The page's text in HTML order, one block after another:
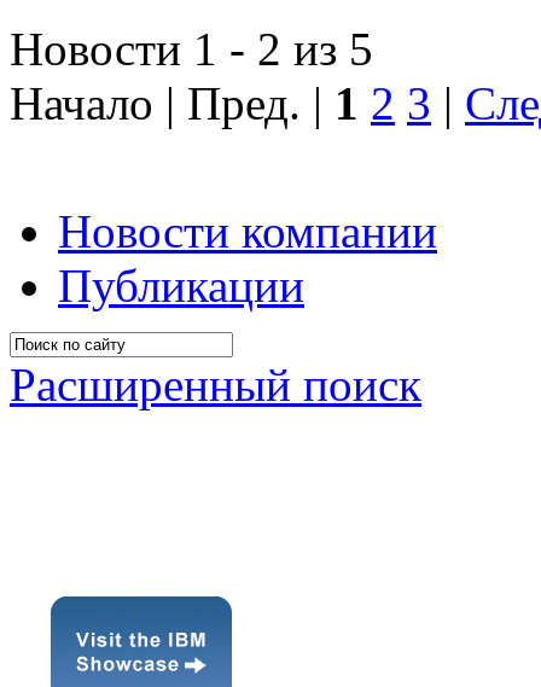
Новости 1 - 2 из 5
Начало | Пред. | 1 2 3 |
Новости компании
Публикации
Расширенный поиск